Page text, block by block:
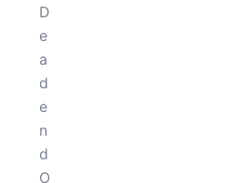
D
e
a
d
e
n
d
O